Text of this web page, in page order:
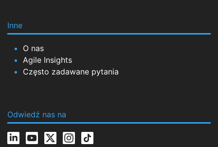
Inne
O nas
Agile Insights
Często zadawane pytania
Odwiedź nas na